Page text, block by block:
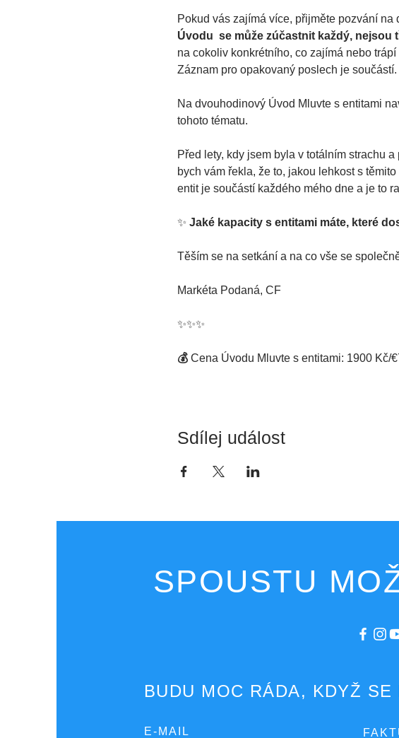
Pokud vás zajímá více, přijměte pozvání
Úvodu  se může zúčastnit každý, nejsou
na cokoliv konkrétního, co zajímá nebo trápí
Záznam pro opakovaný poslech je součástí.
Na dvouhodinový Úvod Mluvte s entitami
tohoto tématu.
Před lety, kdy jsem byla v totálním strachu
bych vám řekla, že to, jakou lehkost s
entit je součástí každého mého dne a je to
✨ Jaké kapacity s entitami máte, které
Těším se na setkání a na co vše se
Markéta Podaná, CF
✨️️✨️️✨️️
💰 Cena Úvodu Mluvte s entitami: 1900 Kč/
Sdílej událost
SPOUSTU
BUDU MOC RÁDA, KDYŽ SE
E-MAIL